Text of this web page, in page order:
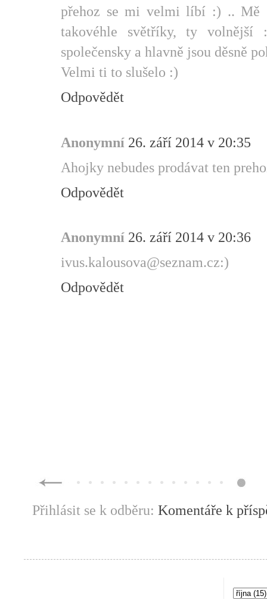
přehoz se mi velmi líbí :) .. Mě
takovéhle světříky, ty
společensky a hlavně jsou děsně
Velmi ti to slušelo :)
Odpovědět
Anonymní 26. září 2014 v 20:35
Ahojky nebudes prodávat ten
Odpovědět
Anonymní 26. září 2014 v 20:36
ivus.kalousova@seznam.cz:)
Odpovědět
Přihlásit se k odběru: Komentáře k